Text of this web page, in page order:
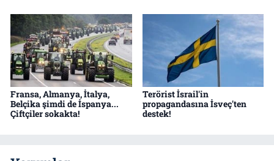
Fransa, Almanya, İtalya,
Belçika şimdi de İspanya...
Çiftçiler sokakta!
Terörist İsrail'in
propagandasına İsveç'ten
destek!